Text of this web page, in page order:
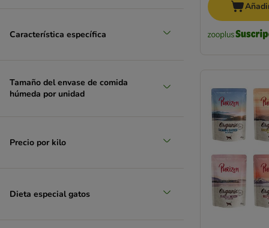
Grau
Happy Cat
Hardys LOVE AFFAIR
Hill's Science Plan
Josera
Característica específica
Tamaño del envase de comida
húmeda por unidad
Precio por kilo
Dieta especial gatos